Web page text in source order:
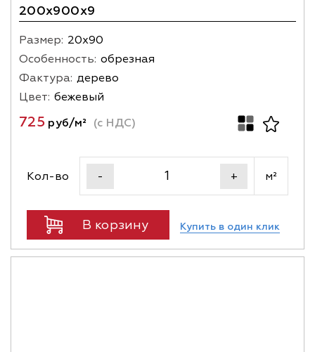
200х900x9
Размер: 20х90
Особенность: обрезная
Фактура: дерево
Цвет: бежевый
725руб/м² (с НДС)
Кол-во - + м²
В корзину Купить в один клик